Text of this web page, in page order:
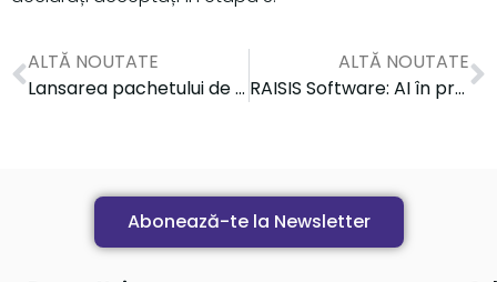
ALTĂ NOUTATE
Lansarea pachetului de Servicii Expres dedicate clinicilor medicale
ALTĂ NOUTATE
RAISIS Software: AI în practică la workshop-ul internațional MERIT
Abonează-te la Newsletter